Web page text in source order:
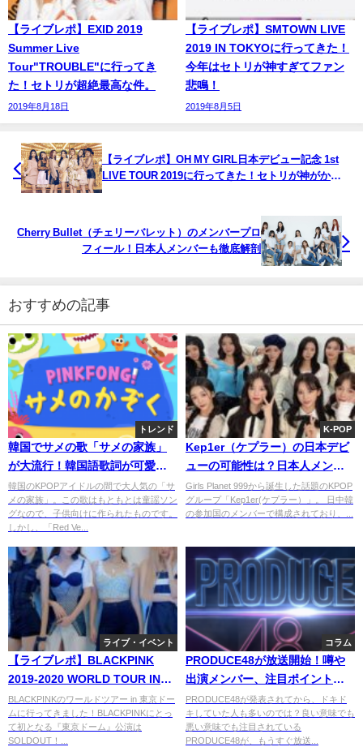
【ライブレポ】EXID 2019
Summer Live
Tour"TROUBLE"に行ってき
た！セトリが超絶最高な件。
2019年8月18日
【ライブレポ】SMTOWN LIVE
2019 IN TOKYOに行ってきた！
今年はセトリが神すぎてファン
悲鳴！
2019年8月5日
【ライブレポ】OH MY GIRL日本デビュー記念 1st
LIVE TOUR 2019に行ってきた！セトリが神がかっ
Cherry Bullet（チェリーバレット）のメンバープロ
フィール！日本人メンバーも徹底解剖
おすすめの記事
トレンド
韓国でサメの歌「サメの家族」
が大流行！韓国語歌詞が可愛く
ておすすめ！
韓国のKPOPアイドルの間で大人気の「サ
メの家族」。この歌はもともとは童謡ソン
グなので、子供向けに作られたものです。
しかし、「Red Ve...
K-POP
Kep1er（ケプラー）の日本デビ
ューの可能性は？日本人メンバ
ーましろ・ひかるを徹底追及
Girls Planet 999から誕生した話題のKPOP
グループ「Kep1er(ケプラー）」。 日中韓
の参加国のメンバーで構成されており、...
ライブ・イベント
【ライブレポ】BLACKPINK
2019-2020 WORLD TOUR IN
YOUR AREAのセトリや座席（ス
テージ構成）が最高！
BLACKPINKのワールドツアー in 東京ドー
ムに行ってきました！BLACKPINKにとっ
て初となる『東京ドーム』公演は
SOLDOUT！...
コラム
PRODUCE48が放送開始！噂や
出演メンバー、注目ポイントに
ついて。
PRODUCE48が発表されてから、ドキド
キしていた人も多いのでは？良い意味でも
悪い意味でも注目されている
PRODUCE48が、もうすぐ放送...